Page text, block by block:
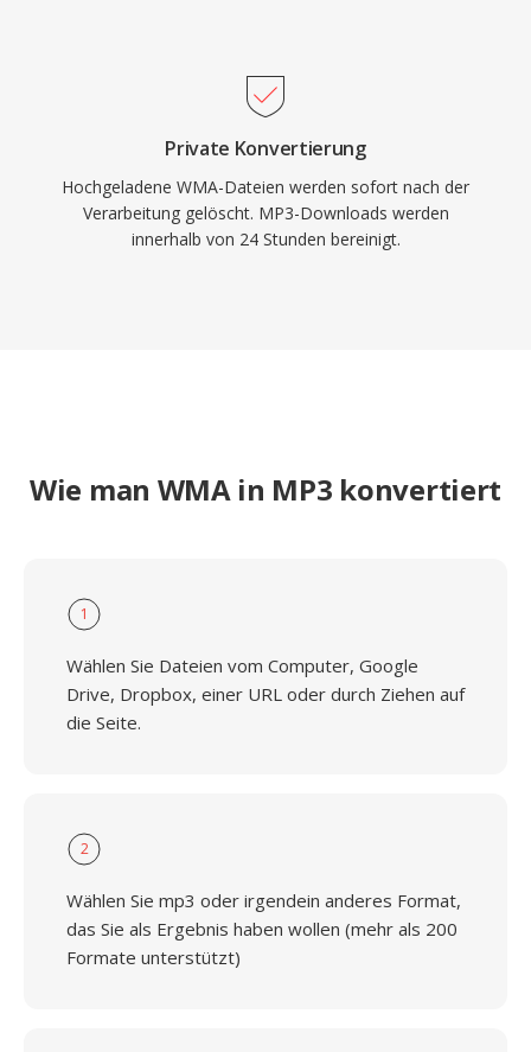
Private Konvertierung
Hochgeladene WMA-Dateien werden sofort nach der
Verarbeitung gelöscht. MP3-Downloads werden
innerhalb von 24 Stunden bereinigt.
Wie man WMA in MP3 konvertiert
1
Wählen Sie Dateien vom Computer, Google
Drive, Dropbox, einer URL oder durch Ziehen auf
die Seite.
2
Wählen Sie mp3 oder irgendein anderes Format,
das Sie als Ergebnis haben wollen (mehr als 200
Formate unterstützt)